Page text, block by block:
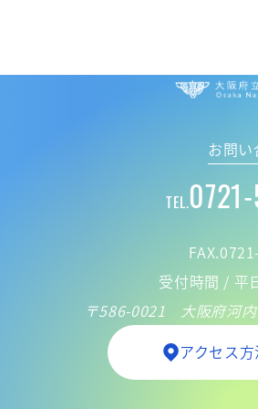
お問い
TEL.
受付時間 / 平
〒586-0021 大阪府河内
アクセス